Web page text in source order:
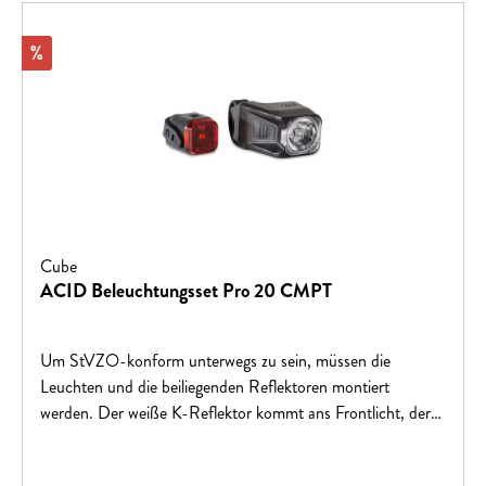
Rabatt
%
Cube
ACID Beleuchtungsset Pro 20 CMPT
Um StVZO-konform unterwegs zu sein, müssen die
Leuchten und die beiliegenden Reflektoren montiert
werden. Der weiße K-Reflektor kommt ans Frontlicht, der